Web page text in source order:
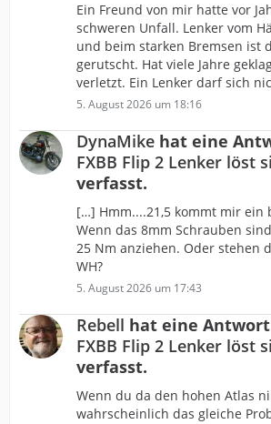
Ein Freund von mir hatte vor
schweren Unfall. Lenker vom
und beim starken Bremsen ist
gerutscht. Hat viele Jahre
verletzt. Ein Lenker darf sich
5. August 2026 um 18:16
DynaMike hat eine
FXBB Flip 2 Lenker löst
verfasst.
[…] Hmm....21,5 kommt mir ein
Wenn das 8mm Schrauben
25 Nm anziehen. Oder stehen
WH?
5. August 2026 um 17:43
Rebell hat eine
FXBB Flip 2 Lenker löst
verfasst.
Wenn du da den hohen Atlas
wahrscheinlich das gleiche